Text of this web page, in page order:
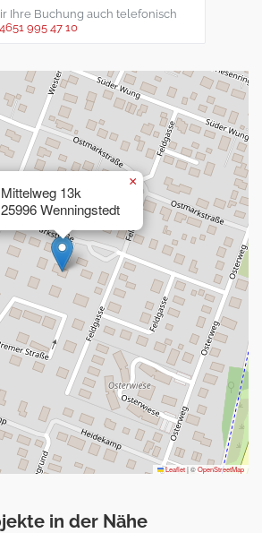
Ihre Buchung auch telefonisch
995 47 10
Mittelweg 13k
25996 Wenningstedt
×
Leaflet|©OpenStreetMap
in der Nähe